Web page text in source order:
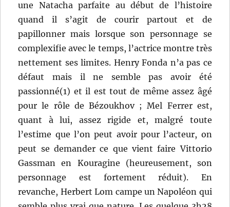
une Natacha parfaite au début de l’histoire
quand il s’agit de courir partout et de
papillonner mais lorsque son personnage se
complexifie avec le temps, l’actrice montre très
nettement ses limites. Henry Fonda n’a pas ce
défaut mais il ne semble pas avoir été
passionné(1) et il est tout de même assez âgé
pour le rôle de Bézoukhov ; Mel Ferrer est,
quant à lui, assez rigide et, malgré toute
l’estime que l’on peut avoir pour l’acteur, on
peut se demander ce que vient faire Vittorio
Gassman en Kouragine (heureusement, son
personnage est fortement réduit). En
revanche, Herbert Lom campe un Napoléon qui